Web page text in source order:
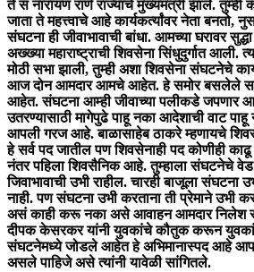
ते स नारायण राणे राज्याचे मुख्यमंत्री झाले. तुम्ही
जाता ते महत्त्वाचे आहे कार्यकर्त्यांवर नेता बनतो,
संघटना ही जीवाभावाची बांधा. आमच्या घरावर
अख्ख्या महाराष्ट्राची शिवसेना सिंधुदुर्गात आली.
मोठी सभा झाली, तुम्ही अशा शिवसेना संघटनेचे
आज दोन आमदार आमचे आहेत. हे समोर बसलेले
आहेत. संघटना आम्ही जीवाच्या पलीकडे जपणार
उतरण्यासाठी मागेपुढे पाहू नका आदेशाची वाट
आपली गरज आहे. बाळासाहेब ठाकरे म्हणायचे
हे सर्व पद जातील पण शिवसेनाही पद कोणीही
नंतर पहिला शिवसैनिक आहे. तुम्हाला संघटनेचे
जिवाभावाची उभी राहील. चारही बाजूला संघटना
नाही. पण संघटना उभी करताना ती प्रेमाने उभी
असं काही करू नका असे आवाहन आमदार निलेश
दीपक केसरकर यांनी युवकांचे कौतुक करून
संघटनेमध्ये जोडले आहेत हे अभिमानास्पद आहे
असले पाहिजे असे त्यांनी यावेळी सांगितले.